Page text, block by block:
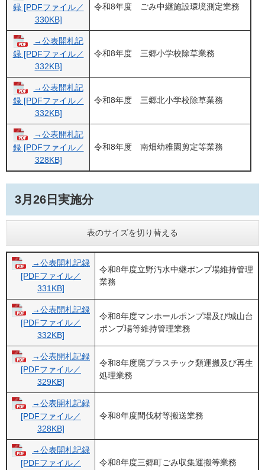
録 [PDFファイル／
330KB]
令和8年度 ごみ中継施設環境測定業務
→公表開札記
録 [PDFファイル／
332KB]
令和8年度 三郷小学校除草業務
→公表開札記
録 [PDFファイル／
332KB]
令和8年度 三郷北小学校除草業務
→公表開札記
録 [PDFファイル／
328KB]
令和8年度 南畑幼稚園剪定等業務
3月26日実施分
表のサイズを切り替える
→公表開札記録
[PDFファイル／
331KB]
令和8年度立野汚水中継ポンプ場維持管理
業務
→公表開札記録
[PDFファイル／
332KB]
令和8年度マンホールポンプ場及び城山台
ポンプ場等維持管理業務
→公表開札記録
[PDFファイル／
329KB]
令和8年度廃プラスチック類運搬及び再生
処理業務
→公表開札記録
[PDFファイル／
328KB]
令和8年度間伐材等搬送業務
→公表開札記録
[PDFファイル／
令和8年度三郷町ごみ収集運搬等業務